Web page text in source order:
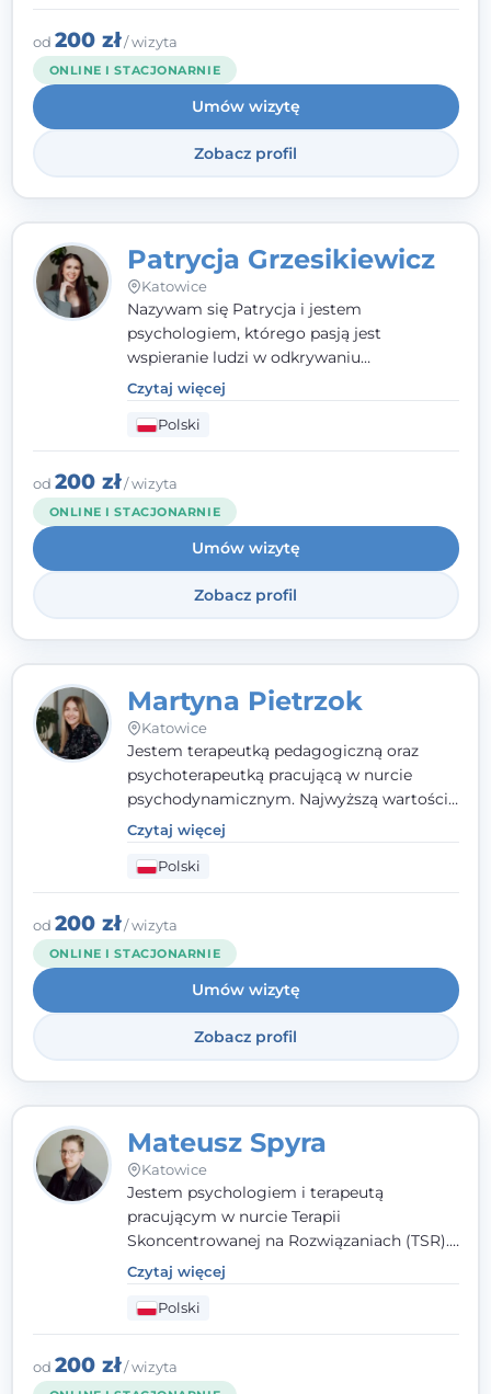
opieram współpracę na Twoich mocnych
stronach.
od 200 zł/ wizyta
ONLINE I STACJONARNIE
Umów wizytę
Zobacz profil
Patrycja Grzesikiewicz
Katowice
Nazywam się Patrycja i jestem
psychologiem, którego pasją jest
wspieranie ludzi w odkrywaniu
wewnętrznej siły i radzeniu sobie z
codziennymi trudnościami. Pracuję w
nurcie poznawczo-behawioralnym, oferując
indywidualne podejście pełne empatii,
zaufania i wsparcia. Jeśli masz za sobą
trudny czas, jestem tutaj dla Ciebie.
Czytaj więcej
Polski
od 200 zł/ wizyta
ONLINE I STACJONARNIE
Umów wizytę
Zobacz profil
Martyna Pietrzok
Katowice
Jestem terapeutką pedagogiczną oraz
psychoterapeutką pracującą w nurcie
psychodynamicznym. Najwyższą wartością
jest dla mnie bliska, pełna zrozumienia i
zaangażowania relacja z pacjentem. To
właśnie ta oparta na zaufaniu więź staje się
przestrzenią, w której można dotrzeć do
źródła trudności i spojrzeć na nie inaczej
niż dotąd.
Czytaj więcej
Polski
od 200 zł/ wizyta
ONLINE I STACJONARNIE
Umów wizytę
Zobacz profil
Mateusz Spyra
Katowice
Jestem psychologiem i terapeutą
pracującym w nurcie Terapii
Skoncentrowanej na Rozwiązaniach (TSR).
Towarzyszę młodzieży i dorosłym z
empatią, zrozumieniem i bez oceniania.
Daję przestrzeń do bycia sobą, bo wiem, że
w każdym człowieku jest coś wyjątkowego.
Czytaj więcej
Polski
od 200 zł/ wizyta